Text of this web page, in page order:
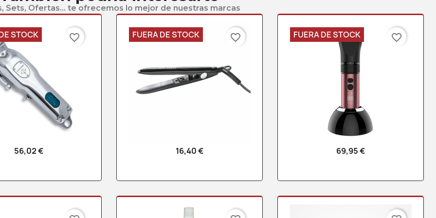
Sets, Ofertas... te ofrecemos lo mejor de nuestras marcas
Vista rápida
56,02 €
STOCK favorite_border
Vista rápida
16,40 €
FUERA DE STOCK favorite_border
Vista rápida
69,95 €
FUERA DE STOCK favorite_border